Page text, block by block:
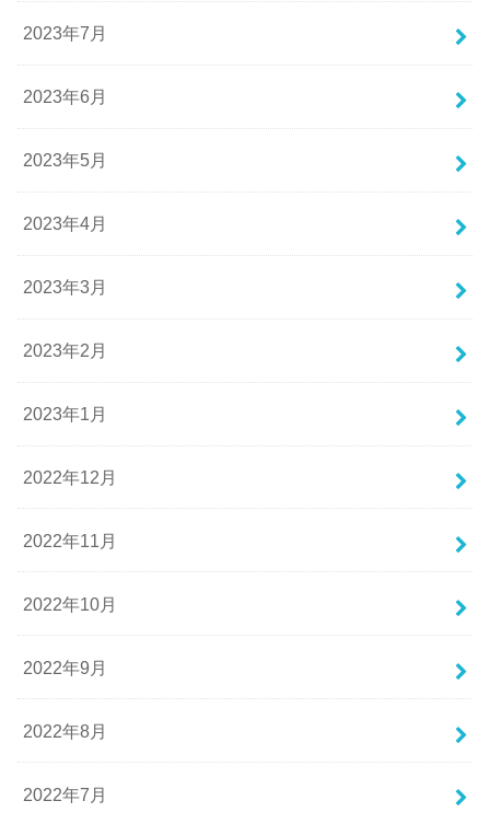
2023年7月
2023年6月
2023年5月
2023年4月
2023年3月
2023年2月
2023年1月
2022年12月
2022年11月
2022年10月
2022年9月
2022年8月
2022年7月